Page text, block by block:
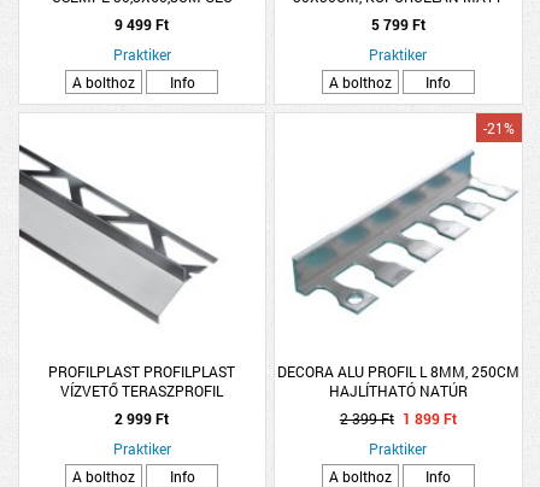
9 499 Ft
Praktiker
A bolthoz
Info
5 799 Ft
Praktiker
A bolthoz
Info
PROFILPLAST PROFILPLAST
VÍZVETŐ TERASZPROFIL
ALUMÍNIUM, NATÚR, 7MMX2,5M
2 999 Ft
Praktiker
A bolthoz
Info
DECORA ALU PROFIL L 8MM, 250CM
HAJLÍTHATÓ NATÚR
-21%
2 399 Ft 1 899 Ft
Praktiker
A bolthoz
Info